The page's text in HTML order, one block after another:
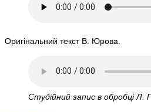
Оригінальний текст В. Юрова.
Студійний запис в обробці Л.